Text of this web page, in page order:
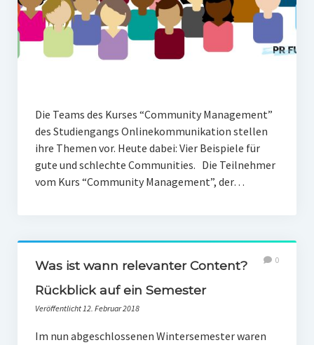
Infografik-Themengarten
Künstliche Intelligenz
Klimaneutrales Tanken
Zukunft der Bildung
Vom Trend zur Tonne
Die Teams des Kurses “Community Management”
des Studiengangs Onlinekommunikation stellen
ihre Themen vor. Heute dabei: Vier Beispiele für
gute und schlechte Communities. Die Teilnehmer
vom Kurs “Community Management”, der…
Was ist wann relevanter Content?
Rückblick auf ein Semester
Veröffentlicht 12. Februar 2018
0
Im nun abgeschlossenen Wintersemester waren